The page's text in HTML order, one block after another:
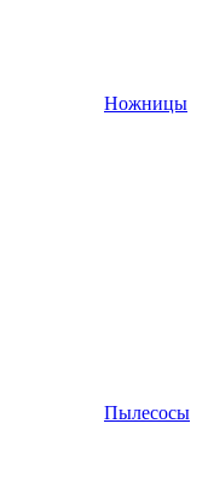
Ножницы
Пылесосы